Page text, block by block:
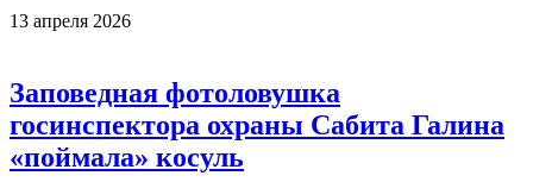
13 апреля 2026
Заповедная фотоловушка
госинспектора охраны Сабита Галина
«поймала» косуль